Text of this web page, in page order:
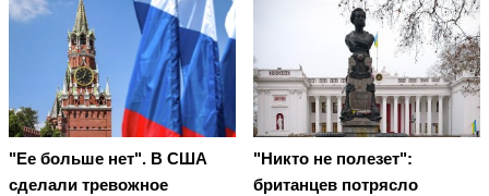
"Ее больше нет". В США
сделали тревожное
"Никто не полезет":
британцев потрясло